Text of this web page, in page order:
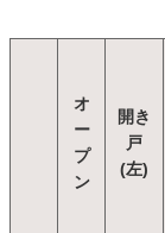
オ
ー
プ
ン
開き
戸
(左)